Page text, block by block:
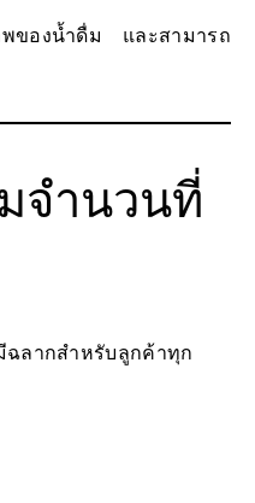
ของน้ำดื่ม และสามารถ
จำนวนที่
ฉลากสำหรับลูกค้าทุก